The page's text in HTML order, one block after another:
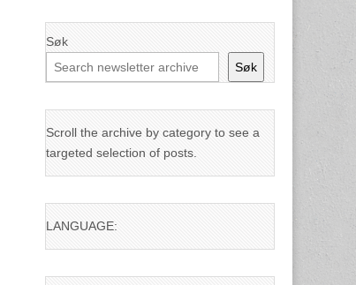
Søk
Søk
Scroll the archive by category to see a
targeted selection of posts.
LANGUAGE: